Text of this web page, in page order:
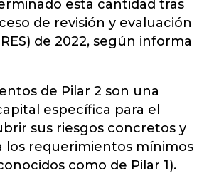
esta cantidad tras
de revisión y evaluación
de 2022, según informa
de Pilar 2 son una
específica para el
sus riesgos concretos y
los requerimientos mínimos
como de Pilar 1).